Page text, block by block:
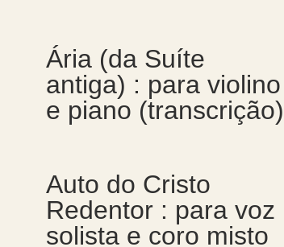
Ária (da Suíte
antiga) : para violino
e piano (transcrição)
Auto do Cristo
Redentor : para voz
solista e coro misto